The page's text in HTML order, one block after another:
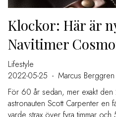
Klockor: Här är
Navitimer
Lifestyle
2022-05-25 - Marcus Berggren
För 60 år sedan, mer exakt
astronauten Scott Carpenter en